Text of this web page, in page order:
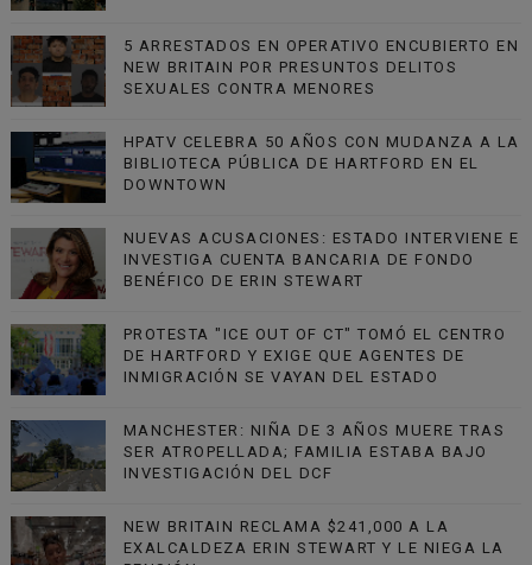
5 ARRESTADOS EN OPERATIVO ENCUBIERTO EN
NEW BRITAIN POR PRESUNTOS DELITOS
SEXUALES CONTRA MENORES
HPATV CELEBRA 50 AÑOS CON MUDANZA A LA
BIBLIOTECA PÚBLICA DE HARTFORD EN EL
DOWNTOWN
NUEVAS ACUSACIONES: ESTADO INTERVIENE E
INVESTIGA CUENTA BANCARIA DE FONDO
BENÉFICO DE ERIN STEWART
PROTESTA "ICE OUT OF CT" TOMÓ EL CENTRO
DE HARTFORD Y EXIGE QUE AGENTES DE
INMIGRACIÓN SE VAYAN DEL ESTADO
MANCHESTER: NIÑA DE 3 AÑOS MUERE TRAS
SER ATROPELLADA; FAMILIA ESTABA BAJO
INVESTIGACIÓN DEL DCF
NEW BRITAIN RECLAMA $241,000 A LA
EXALCALDEZA ERIN STEWART Y LE NIEGA LA